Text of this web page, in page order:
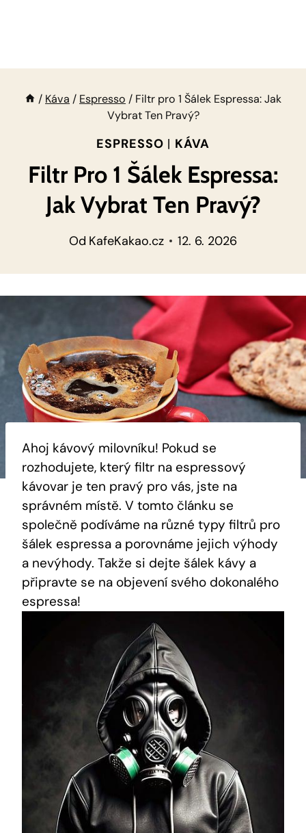
/ Káva / Espresso / Filtr pro 1 Šálek Espressa: Jak
Vybrat Ten Pravý?
ESPRESSO | KÁVA
Filtr Pro 1 Šálek Espressa:
Jak Vybrat Ten Pravý?
Od KafeKakao.cz 12. 6. 2026
Ahoj kávový milovníku! Pokud‌ se
‌rozhodujete, který filtr na espressový
kávovar je ten pravý pro vás, jste na
správném místě. V tomto článku se
společně‍ podíváme ‌na různé typy ⁢filtrů‍ pro
šálek ​espressa⁢ a porovnáme jejich výhody⁢
a⁤ nevýhody. Takže si dejte šálek kávy ⁢a
připravte se na objevení⁢ svého dokonalého
espressa!